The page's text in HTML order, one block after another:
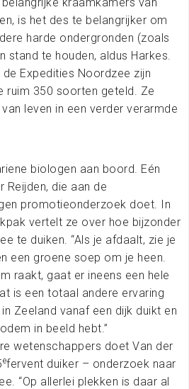
is het des te belangrijker om
harde ondergronden (zoals
stand te houden, aldus Harkes.
de Expedities Noordzee zijn
ruim 350 soorten geteld. Ze
leven in een verder verarmde
biologen aan boord. Eén
Reijden, die aan de
promotieonderzoek doet. In
vertelt ze over hoe bijzonder
te duiken. “Als je afdaalt, zie je
een groene soep om je heen.
raakt, gaat er ineens een hele
is een totaal andere ervaring
Zeeland vanaf een dijk duikt en
in beeld hebt.”
wetenschappers doet Van der
efervent duiker – onderzoek naar
“Op allerlei plekken is daar al